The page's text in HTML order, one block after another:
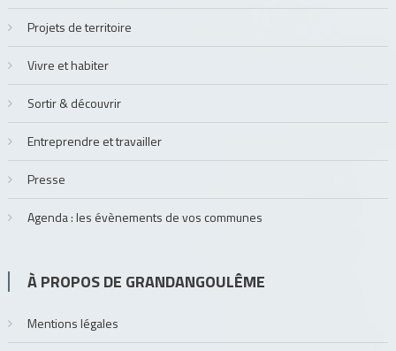
Projets de territoire
Vivre et habiter
Sortir & découvrir
Entreprendre et travailler
Presse
Agenda : les évènements de vos communes
À PROPOS DE GRANDANGOULÊME
Mentions légales